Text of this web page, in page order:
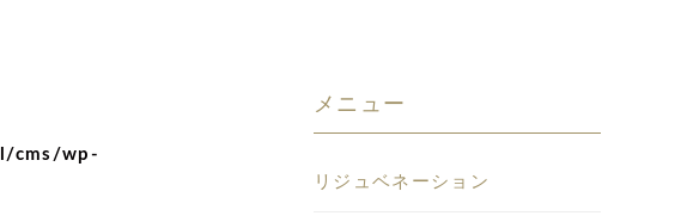
cms/wp-
メニュー
リジュベネーション